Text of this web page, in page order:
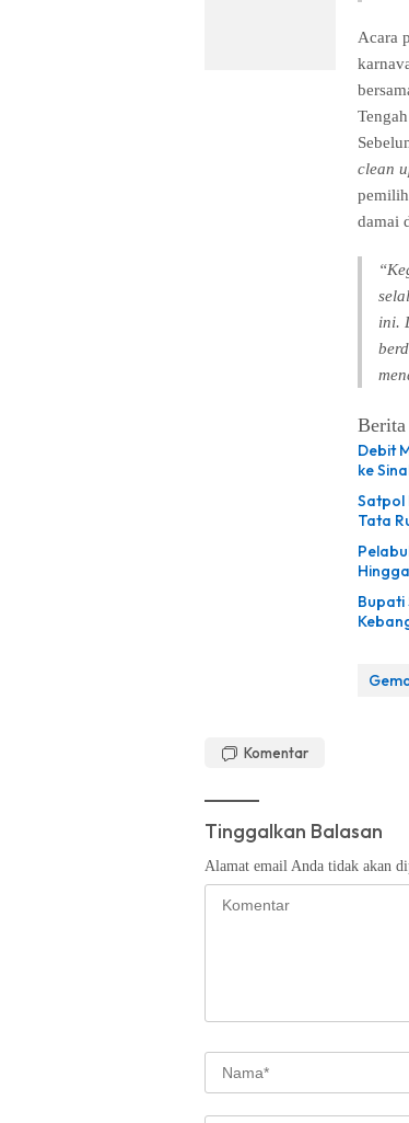
Acara
clean
damai
ini.
Debit
ke
Satpol
Tata
Bupati
Komentar
Tinggalkan Balasan
Alamat email Anda tidak akan